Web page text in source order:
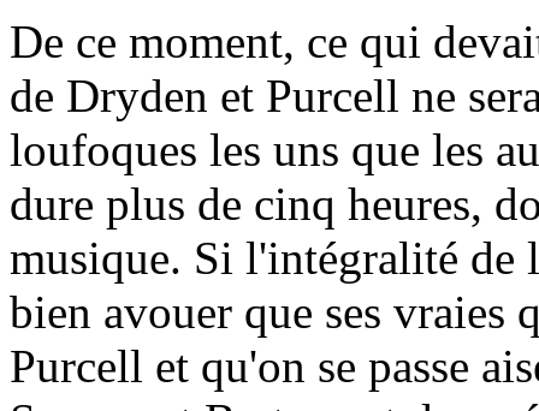
De ce moment, ce qui
de Dryden et Purcell ne
loufoques les uns que les
dure plus de cinq heures,
musique. Si l'intégralité de
bien avouer que ses vraies
Purcell et qu'on se passe